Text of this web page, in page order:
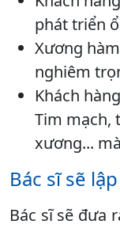
phát triển
Xương
nghiêm
Khách
Tim mạch,
xương...
Bác sĩ sẽ
Bác sĩ sẽ đưa